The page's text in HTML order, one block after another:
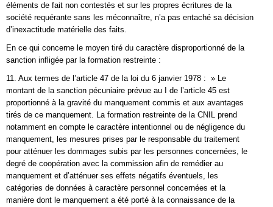
éléments de fait non contestés et sur les propres écritures de la
société requérante sans les méconnaître, n’a pas entaché sa décision
d’inexactitude matérielle des faits.
En ce qui concerne le moyen tiré du caractère disproportionné de la
sanction infligée par la formation restreinte :
11. Aux termes de l’article 47 de la loi du 6 janvier 1978 : » Le
montant de la sanction pécuniaire prévue au I de l’article 45 est
proportionné à la gravité du manquement commis et aux avantages
tirés de ce manquement. La formation restreinte de la CNIL prend
notamment en compte le caractère intentionnel ou de négligence du
manquement, les mesures prises par le responsable du traitement
pour atténuer les dommages subis par les personnes concernées, le
degré de coopération avec la commission afin de remédier au
manquement et d’atténuer ses effets négatifs éventuels, les
catégories de données à caractère personnel concernées et la
manière dont le manquement a été porté à la connaissance de la